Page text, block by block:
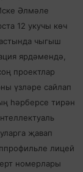
Әлмәле
12 укучы көч
чыгыш
ярдәмендә,
проектлар
үзләре сайлап
һәрберсе тирән
җавап
лицей
номерлары